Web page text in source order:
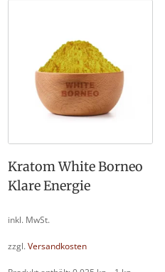
Kratom White Borneo
Klare Energie
inkl. MwSt.
zzgl.Versandkosten